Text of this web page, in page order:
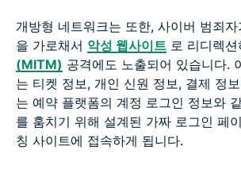
개방형 네트워크는 또한, 사이버 범죄
을 가로채서 악성 웹사이트 로 리디렉션
(MITM) 공격에도 노출되어 있습니다.
는 티켓 정보, 개인 신원 정보, 결제 정
는 예약 플랫폼의 계정 로그인 정보와
를 훔치기 위해 설계된 가짜 로그인 페
칭 사이트에 접속하게 됩니다.